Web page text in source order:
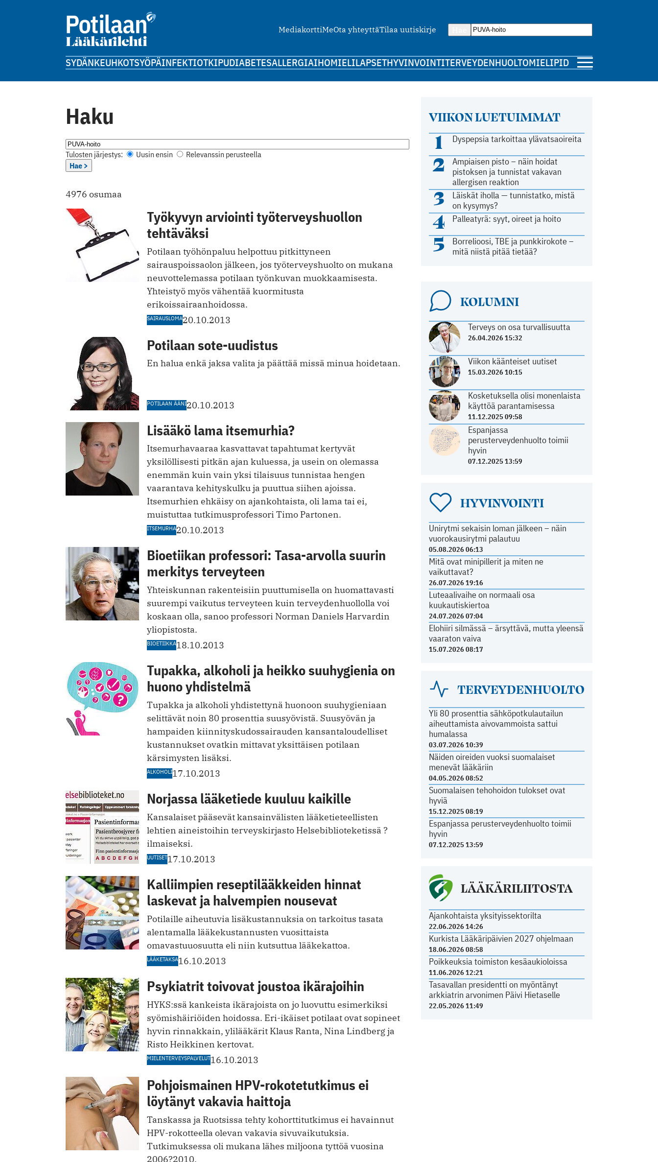
MediakorttiMeOta yhteyttäTilaa uutiskirje
SYDÄNKEUHKOTSYÖPÄINFEKTIOTKIPUDIABETESALLERGIAIHOMIELILAPSETHYVINVOINTITERVEYDENHUOLTOMIELIPIDE
Haku
Tulosten järjestys: Uusin ensin
Relevanssin perusteella
Hae >
4976 osumaa
Työkyvyn arviointi työterveyshuollon
tehtäväksi
Potilaan työhönpaluu helpottuu pitkittyneen
sairauspoissaolon jälkeen, jos työterveyshuolto on mukana
neuvottelemassa potilaan työnkuvan muokkaamisesta.
Yhteistyö myös vähentää kuormitusta
erikoissairaanhoidossa.
SAIRAUSLOMA20.10.2013
Potilaan sote-uudistus
En halua enkä jaksa valita ja päättää missä minua hoidetaan.
POTILAAN ÄÄNI20.10.2013
Lisääkö lama itsemurhia?
Itsemurhavaaraa kasvattavat tapahtumat kertyvät
yksilöllisesti pitkän ajan kuluessa, ja usein on olemassa
enemmän kuin vain yksi tilaisuus tunnistaa hengen
vaarantava kehityskulku ja puuttua siihen ajoissa.
Itsemurhien ehkäisy on ajankohtaista, oli lama tai ei,
muistuttaa tutkimusprofessori Timo Partonen.
ITSEMURHA20.10.2013
Bioetiikan professori: Tasa-arvolla suurin
merkitys terveyteen
Yhteiskunnan rakenteisiin ­puuttumisella on ­huomattavasti
suurempi vaikutus terveyteen kuin terveydenhuollolla voi
koskaan olla, sanoo ­professori Norman Daniels Harvardin
yliopistosta.
BIOETIIKKA18.10.2013
Tupakka, alkoholi ja heikko suuhygienia on
huono yhdistelmä
Tupakka ja alkoholi yhdistettynä huonoon suuhygieniaan
selittävät noin 80 prosenttia suusyövistä. Suusyövän ja
hampaiden kiinnityskudossairauden kansantaloudelliset
kustannukset ovatkin mittavat yksittäisen potilaan
kärsimysten lisäksi.
ALKOHOLI17.10.2013
Norjassa lääketiede kuuluu kaikille
Kansalaiset pääsevät kansainvälisten lääketieteellisten
lehtien aineistoihin terveyskirjasto Helsebiblioteketissä ?
ilmaiseksi.
UUTISET17.10.2013
Kalliimpien reseptilääkkeiden hinnat
laskevat ja halvempien nousevat
Potilaille aiheutuvia lisäkustannuksia on tarkoitus tasata
alentamalla lääkekustannusten vuosittaista
omavastuuosuutta eli niin kutsuttua lääkekattoa.
LÄÄKETAKSA16.10.2013
Psykiatrit toivovat joustoa ikärajoihin
HYKS:ssä kankeista ikärajoista on jo luovuttu esimerkiksi
syömis­häiriöiden hoidossa. Eri-ikäiset potilaat ovat sopineet
hyvin rinnakkain, ylilääkärit Klaus Ranta, Nina Lindberg ja
Risto Heikkinen kertovat.
MIELENTERVEYSPALVELUT16.10.2013
Pohjoismainen HPV-rokotetutkimus ei
löytänyt vakavia haittoja
Tanskassa ja Ruotsissa tehty kohorttitutkimus ei havainnut
HPV-rokotteella olevan vakavia sivuvaikutuksia.
Tutkimuksessa oli mukana lähes miljoona tyttöä vuosina
2006?2010.
VIIKON LUETUIMMAT
1 Dyspepsia tarkoittaa ylävatsaoireita
2
Ampiaisen pisto – näin hoidat
pistoksen ja tunnistat vakavan
allergisen reaktion
3
Läiskät iholla — tunnistatko, mistä
on kysymys?
4 Palleatyrä: syyt, oireet ja hoito
5
Borrelioosi, TBE ja punkkirokote –
mitä niistä pitää tietää?
KOLUMNI
Terveys on osa turvallisuutta
26.04.2026 15:32
Viikon käänteiset uutiset
15.03.2026 10:15
Kosketuksella olisi monenlaista
käyttöä parantamisessa
11.12.2025 09:58
Espanjassa
perusterveydenhuolto toimii
hyvin
07.12.2025 13:59
HYVINVOINTI
Unirytmi sekaisin loman jälkeen – näin
vuorokausirytmi palautuu
05.08.2026 06:13
Mitä ovat minipillerit ja miten ne
vaikuttavat?
26.07.2026 19:16
Luteaalivaihe on normaali osa
kuukautiskiertoa
24.07.2026 07:04
Elohiiri silmässä – ärsyttävä, mutta yleensä
vaaraton vaiva
15.07.2026 08:17
TERVEYDENHUOLTO
Yli 80 prosenttia sähköpotkulautailun
aiheuttamista aivovammoista sattui
humalassa
03.07.2026 10:39
Näiden oireiden vuoksi suomalaiset
menevät lääkäriin
04.05.2026 08:52
Suomalaisen tehohoidon tulokset ovat
hyviä
15.12.2025 08:19
Espanjassa perusterveydenhuolto toimii
hyvin
07.12.2025 13:59
LÄÄKÄRILIITOSTA
Ajankohtaista yksityissektorilta
22.06.2026 14:26
Kurkista Lääkäripäivien 2027 ohjelmaan
18.06.2026 08:58
Poikkeuksia toimiston kesäaukioloissa
11.06.2026 12:21
Tasavallan presidentti on myöntänyt
arkkiatrin arvonimen Päivi Hietaselle
22.05.2026 11:49